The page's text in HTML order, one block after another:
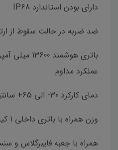
دارای بودن استاندارد IP68
ضد ضربه در حالت سقوط از
عملکرد مداوم
دمای کارکرد 30- الی 65+ سانتیگراد
وزن همراه با باتری داخلی 1 کیلوگرم
همراه با جعبه فایبرگلاس و